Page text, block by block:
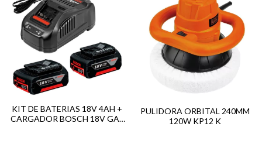
KIT DE BATERIAS 18V 4AH +
CARGADOR BOSCH 18V GAL
PULIDORA ORBITAL 240MM
120W KP12 K